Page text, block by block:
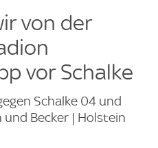
von der
vor Schalke
Schalke 04 und
Becker | Holstein